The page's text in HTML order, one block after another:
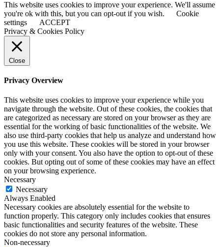
This website uses cookies to improve your experience. We'll assume
you're ok with this, but you can opt-out if you wish.
Cookie
settings
ACCEPT
Privacy & Cookies Policy
Close
Privacy Overview
This website uses cookies to improve your experience while you
navigate through the website. Out of these cookies, the cookies that
are categorized as necessary are stored on your browser as they are
essential for the working of basic functionalities of the website. We
also use third-party cookies that help us analyze and understand how
you use this website. These cookies will be stored in your browser
only with your consent. You also have the option to opt-out of these
cookies. But opting out of some of these cookies may have an effect
on your browsing experience.
Necessary
Necessary
Always Enabled
Necessary cookies are absolutely essential for the website to
function properly. This category only includes cookies that ensures
basic functionalities and security features of the website. These
cookies do not store any personal information.
Non-necessary